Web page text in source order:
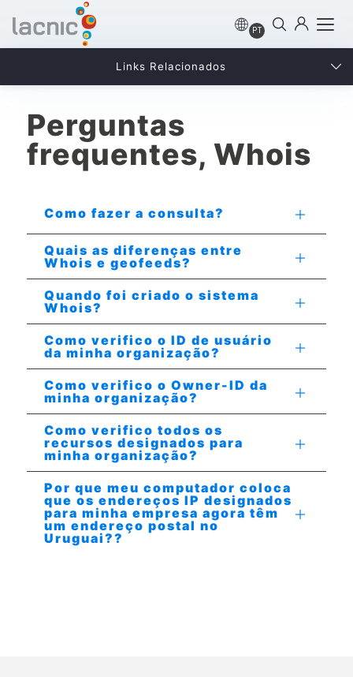
PT
Perguntas
frequentes, Whois
Como fazer a consulta?
Quais as diferenças entre
Whois e geofeeds?
Quando foi criado o sistema
Whois?
Como verifico o ID de usuário
da minha organização?
Como verifico o Owner-ID da
minha organização?
Como verifico todos os
recursos designados para
minha organização?
Por que meu computador coloca
que os endereços IP designados
para minha empresa agora têm
um endereço postal no
Uruguai??
Links Relacionados